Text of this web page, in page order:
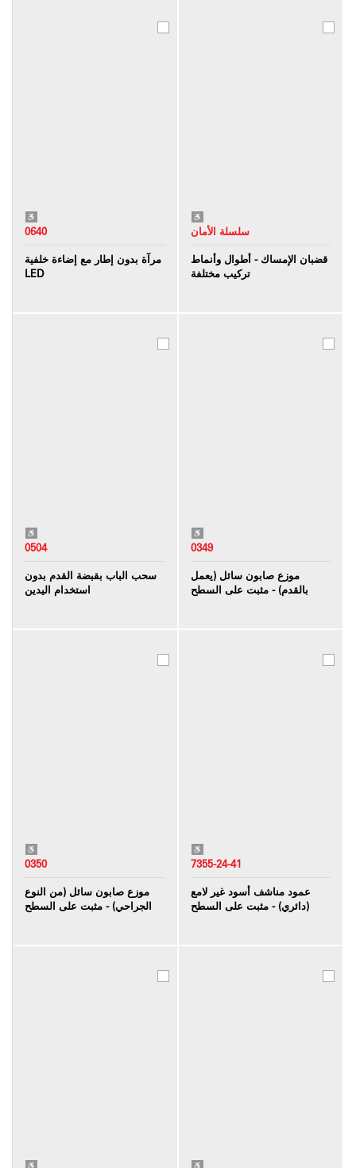
0640
مرآة بدون إطار مع إضاءة خلفية
LED
سلسلة الأمان
قضبان الإمساك - أطوال وأنماط
تركيب مختلفة
0504
سحب الباب بقبضة القدم بدون
استخدام اليدين
0349
موزع صابون سائل (يعمل
بالقدم) - مثبت على السطح
0350
موزع صابون سائل (من النوع
الجراحي) - مثبت على السطح
7355-24-41
عمود مناشف أسود غير لامع
(دائري) - مثبت على السطح